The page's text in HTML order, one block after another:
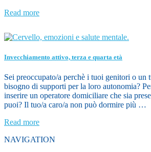
Read more
Invecchiamento attivo, terza e quarta età
Sei preoccupato/a perchè i tuoi genitori o un
bisogno di supporti per la loro autonomia?
inserire un operatore domiciliare che sia
puoi? Il tuo/a caro/a non può dormire più …
Read more
NAVIGATION